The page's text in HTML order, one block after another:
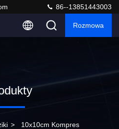
86--13851443003
Rozmowa
> 10x10cm Kompres